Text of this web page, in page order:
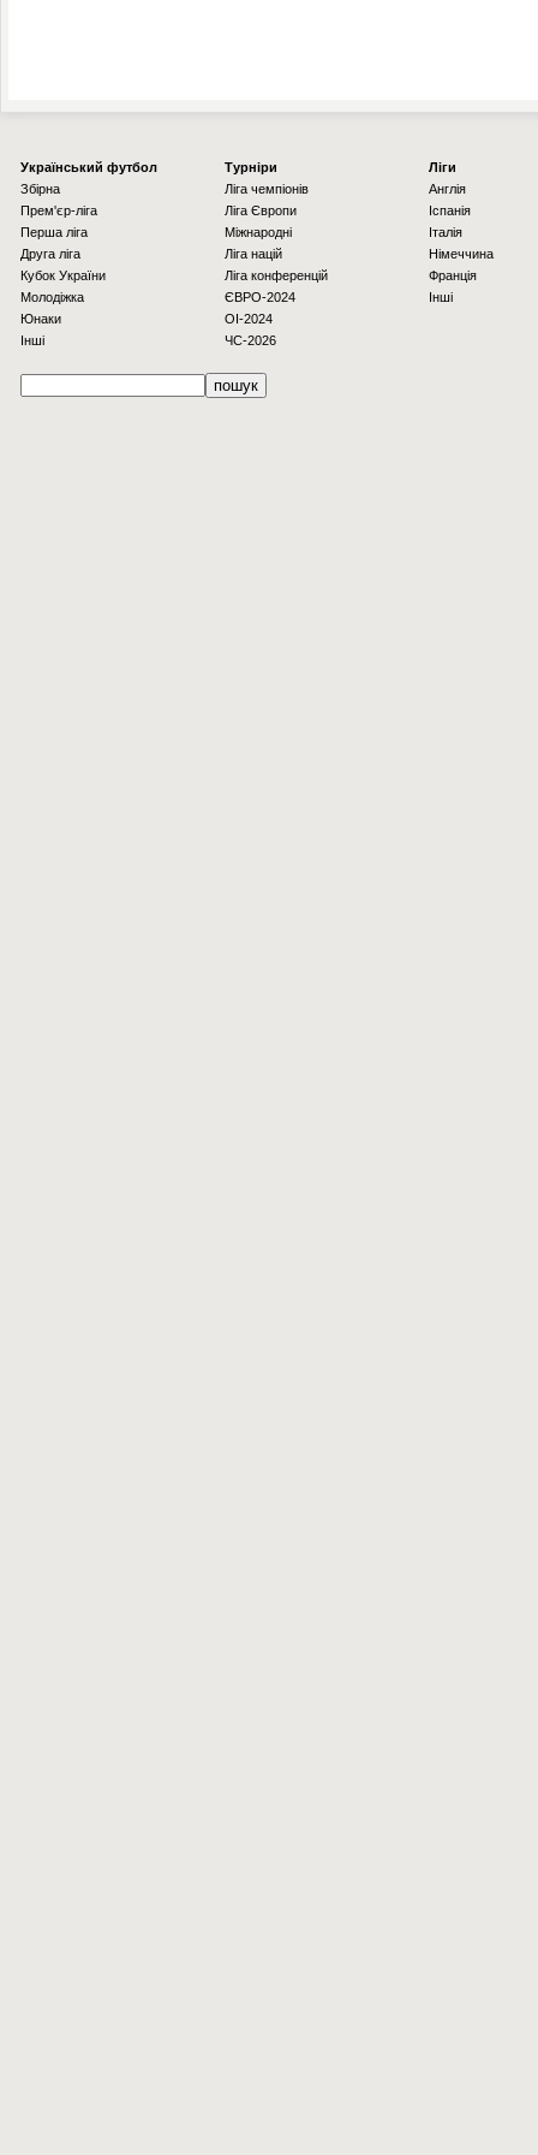
Українcький футбол
Збірна
Прем'єр-ліга
Перша ліга
Друга ліга
Кубок України
Молодіжка
Юнаки
Інші
Турніри
Ліга чемпіонів
Ліга Європи
Міжнародні
Ліга націй
Ліга конференцій
ЄВРО-2024
OI-2024
ЧС-2026
Ліги
Англія
Іспанія
Італія
Німеччина
Франція
Інші